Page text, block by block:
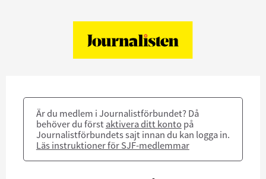
Är du medlem i Journalistförbundet? Då
behöver du först aktivera ditt konto på
Journalistförbundets sajt innan du kan logga in.
Läs instruktioner för SJF-medlemmar